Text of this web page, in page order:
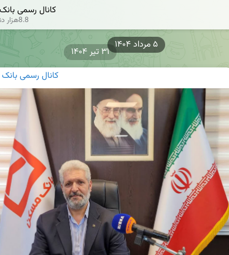
کانال رسمی
8.8هزار دنبال‌کننده
کانال رسمی
۳۱ تیر ۱۴۰۴